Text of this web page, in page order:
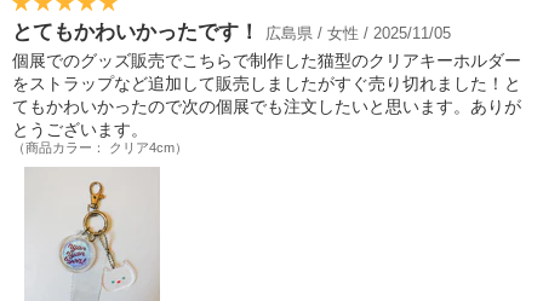
とてもかわいかったです！ 広島県 / 女性 / 2025/11/05
個展でのグッズ販売でこちらで制作した猫型のクリアキーホルダー
をストラップなど追加して販売しましたがすぐ売り切れました！と
てもかわいかったので次の個展でも注文したいと思います。ありが
とうございます。
（商品カラー： クリア4cm）